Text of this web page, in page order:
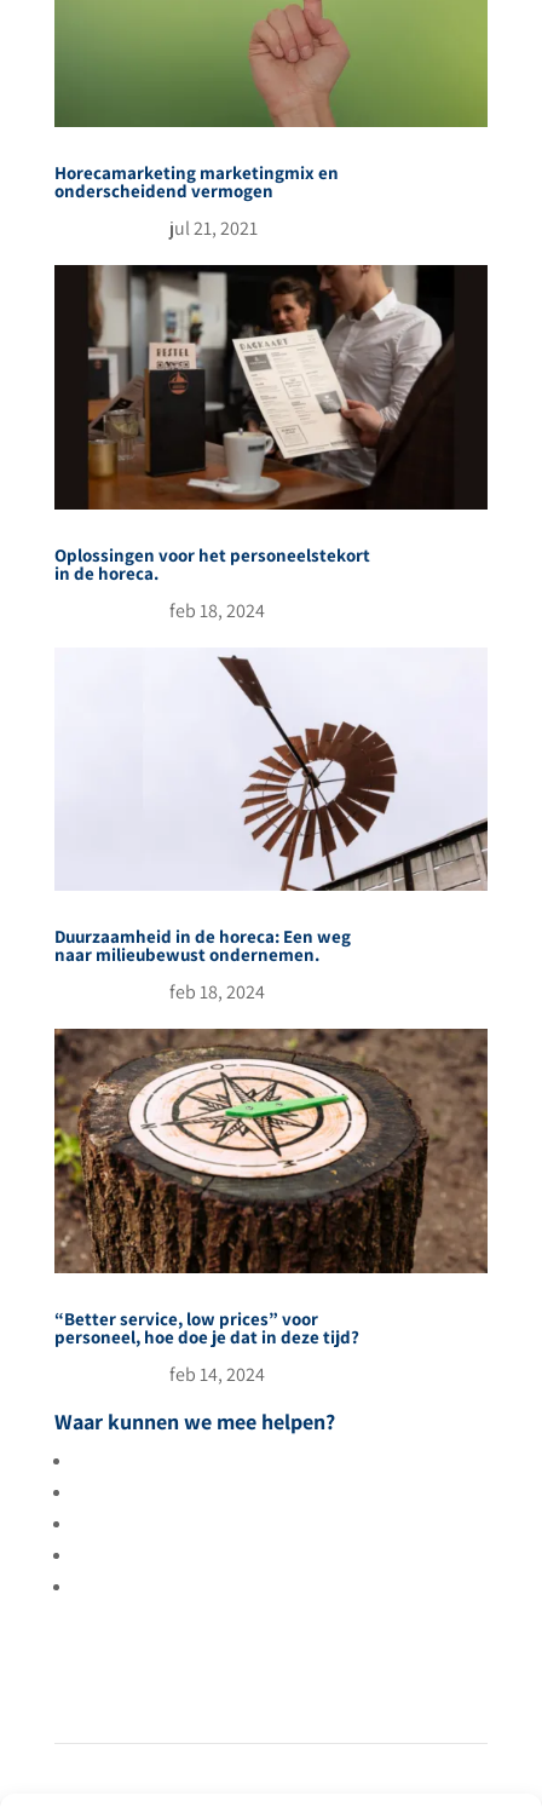
Horecamarketing marketingmix en
onderscheidend vermogen
jul 21, 2021
Oplossingen voor het personeelstekort
in de horeca.
feb 18, 2024
Duurzaamheid in de horeca: Een weg
naar milieubewust ondernemen.
feb 18, 2024
“Better service, low prices” voor
personeel, hoe doe je dat in deze tijd?
feb 14, 2024
Waar kunnen we mee helpen?